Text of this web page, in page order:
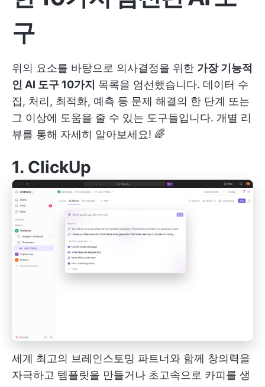
구
위의 요소를 바탕으로 의사결정을 위한 가장 기능적
인 AI 도구 10가지 목록을 엄선했습니다. 데이터 수
집, 처리, 최적화, 예측 등 문제 해결의 한 단계 또는
그 이상에 도움을 줄 수 있는 도구들입니다. 개별 리
뷰를 통해 자세히 알아보세요! 🌈
1. ClickUp
세계 최고의 브레인스토밍 파트너와 함께 창의력을
자극하고 템플릿을 만들거나 초고속으로 카피를 생